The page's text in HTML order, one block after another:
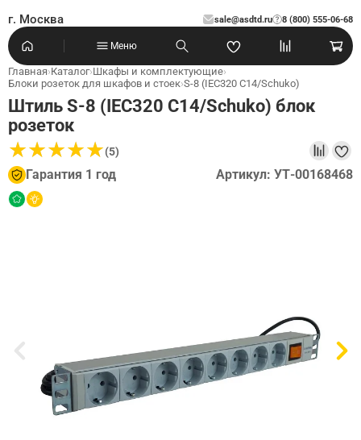
г. Москва sale@asdtd.ru 8 (800) 555-06-68
?
Меню
Главная›Каталог›Шкафы и комплектующие›
Блоки розеток для шкафов и стоек›S-8 (IEC320 C14/Schuko)
Штиль S-8 (IEC320 C14/Schuko) блок
розеток
★★★★★
★★★★★(5)
Гарантия 1 год Артикул: УТ-00168468